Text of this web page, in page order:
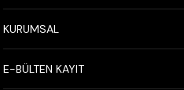
KURUMSAL
E-BÜLTEN KAYIT